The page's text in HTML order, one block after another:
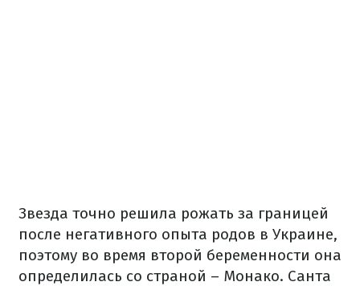
Звезда точно решила рожать за границей
после негативного опыта родов в Украине,
поэтому во время второй беременности она
определилась со страной – Монако. Санта